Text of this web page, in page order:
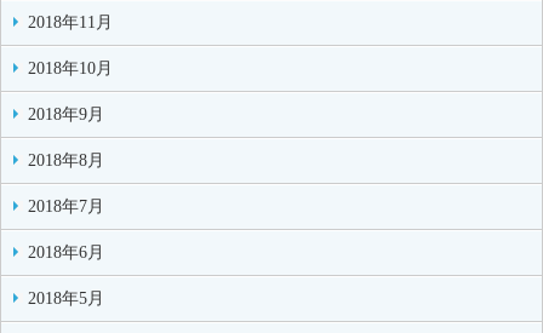
2018年11月
2018年10月
2018年9月
2018年8月
2018年7月
2018年6月
2018年5月